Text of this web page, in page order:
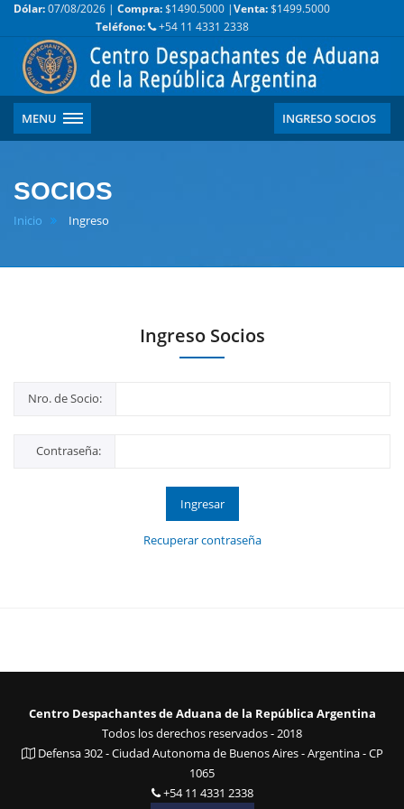
Dólar:07/08/2026 | Compra:$1490.5000 |Venta:$1499.5000
Teléfono:
+54 11 4331 2338
MENU INGRESO SOCIOS
SOCIOS
Inicio Ingreso
Ingreso Socios
Nro. de Socio:
Contraseña:
Ingresar
Recuperar contraseña
Centro Despachantes de Aduana de la República Argentina
Todos los derechos reservados - 2018
Defensa 302 - Ciudad Autonoma de Buenos Aires - Argentina - CP
1065
+54 11 4331 2338